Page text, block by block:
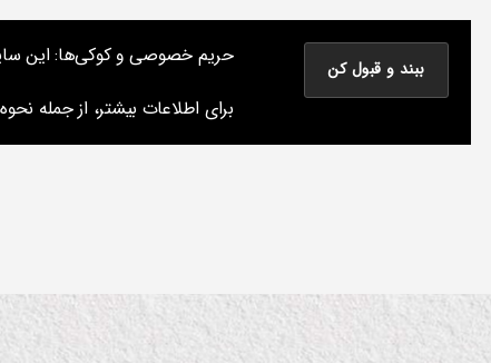
نوشته های پراکنده یک مسعود
نوشته‌های من درباره سینما، موسیقی و کتاب و چیزهای دیگر
حریم خصوصی و کوکی‌ها: این سایت
برای اطلاعات بیشتر، از جمله